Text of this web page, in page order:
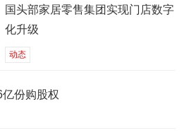
国头部家居零售集团实现门店数字
化升级
动态
份购股权